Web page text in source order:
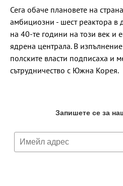
Сега обаче плановете на
амбициозни - шест реактора в
на 40-те години на този век и
ядрена централа. В
полските власти подписаха и
сътрудничество с Южна Корея.